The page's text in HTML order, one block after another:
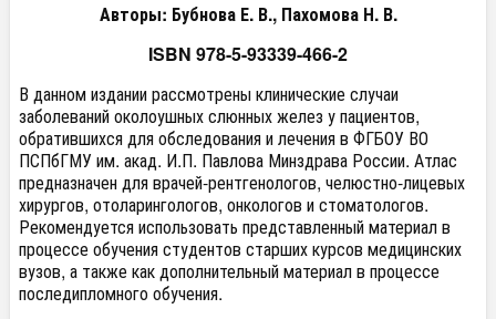
Авторы: Бубнова Е. В., Пахомова Н. В.
ISBN 978-5-93339-466-2
В данном издании рассмотрены клинические случаи
заболеваний околоушных слюнных желез у пациентов,
обратившихся для обследования и лечения в ФГБОУ ВО
ПСПбГМУ им. акад. И.П. Павлова Минздрава России. Атлас
предназначен для врачей-рентгенологов, челюстно-лицевых
хирургов, отоларингологов, онкологов и стоматологов.
Рекомендуется использовать представленный материал в
процессе обучения студентов старших курсов медицинских
вузов, а также как дополнительный материал в процессе
последипломного обучения.